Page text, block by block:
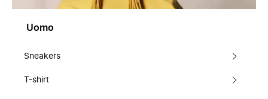
Uomo
Sneakers
T-shirt